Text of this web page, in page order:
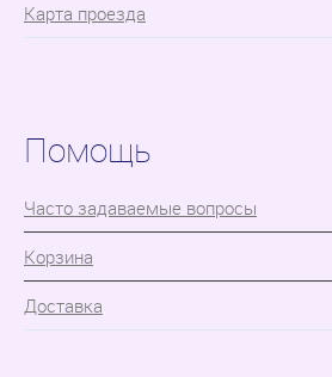
Карта проезда
Помощь
Часто задаваемые вопросы
Корзина
Доставка